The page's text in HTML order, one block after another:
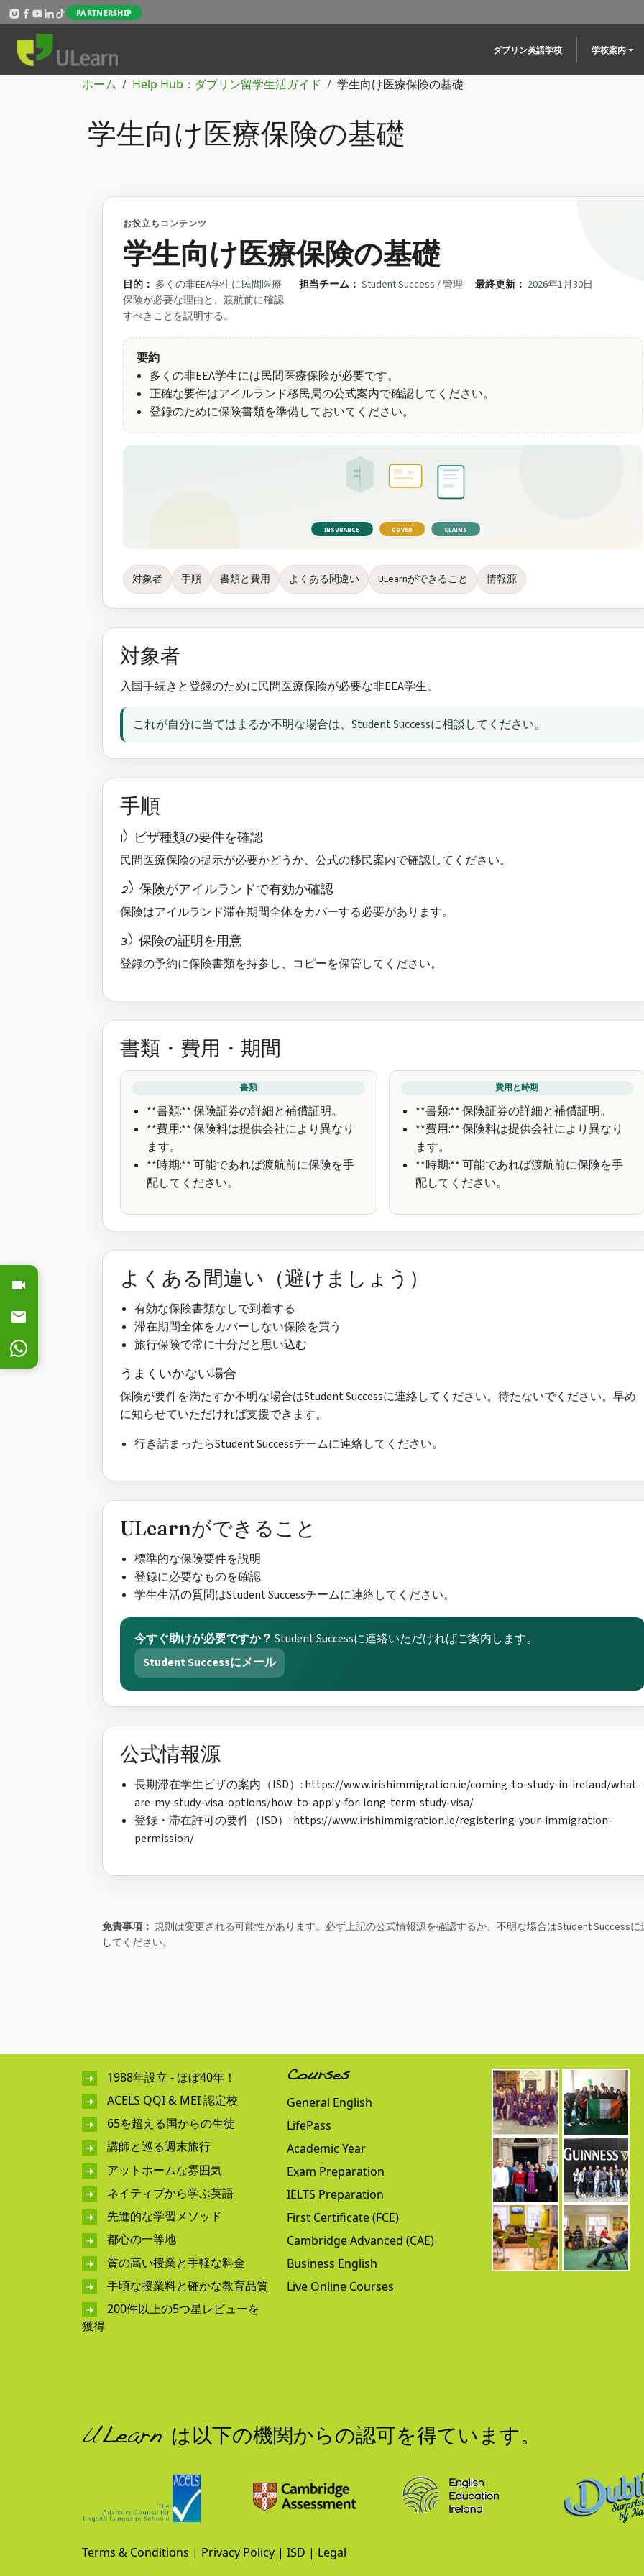
メインコンテンツに移動
PARTNERSHIP
Main navigation
ダブリン英語学校 学校案内
パンくず
ホーム Help Hub：ダブリン留学生活ガイド 学生向け医療保険の基礎
学生向け医療保険の基礎
お役立ちコンテンツ
学生向け医療保険の基礎
目的： 多くの非EEA学生に民間医療
保険が必要な理由と、渡航前に確認
すべきことを説明する。
担当チーム： Student Success / 管理 最終更新： 2026年1月30日
要約
多くの非EEA学生には民間医療保険が必要です。
正確な要件はアイルランド移民局の公式案内で確認してください。
登録のために保険書類を準備しておいてください。
ID
INSURANCE COVER CLAIMS
対象者 手順 書類と費用 よくある間違い ULearnができること 情報源
対象者
入国手続きと登録のために民間医療保険が必要な非EEA学生。
これが自分に当てはまるか不明な場合は、Student Successに相談してください。
手順
1) ビザ種類の要件を確認
民間医療保険の提示が必要かどうか、公式の移民案内で確認してください。
2) 保険がアイルランドで有効か確認
保険はアイルランド滞在期間全体をカバーする必要があります。
3) 保険の証明を用意
登録の予約に保険書類を持参し、コピーを保管してください。
書類・費用・期間
書類
**書類:** 保険証券の詳細と補償証明。
**費用:** 保険料は提供会社により異なり
ます。
**時期:** 可能であれば渡航前に保険を手
配してください。
費用と時期
**書類:** 保険証券の詳細と補償証明。
**費用:** 保険料は提供会社により異なり
ます。
**時期:** 可能であれば渡航前に保険を手
配してください。
よくある間違い（避けましょう）
有効な保険書類なしで到着する
滞在期間全体をカバーしない保険を買う
旅行保険で常に十分だと思い込む
うまくいかない場合
保険が要件を満たすか不明な場合はStudent Successに連絡してください。待たないでください。早め
に知らせていただければ支援できます。
行き詰まったらStudent Successチームに連絡してください。
ULearnができること
標準的な保険要件を説明
登録に必要なものを確認
学生生活の質問はStudent Successチームに連絡してください。
今すぐ助けが必要ですか？ Student Successに連絡いただければご案内します。
Student Successにメール
公式情報源
長期滞在学生ビザの案内（ISD）: https://www.irishimmigration.ie/coming-to-study-in-ireland/what-
are-my-study-visa-options/how-to-apply-for-long-term-study-visa/
登録・滞在許可の要件（ISD）: https://www.irishimmigration.ie/registering-your-immigration-
permission/
免責事項： 規則は変更される可能性があります。必ず上記の公式情報源を確認するか、不明な場合はStudent Successに
してください。
1988年設立 - ほぼ40年！
ACELS QQI & MEI 認定校
65を超える国からの生徒
講師と巡る週末旅行
アットホームな雰囲気
ネイティブから学ぶ英語
先進的な学習メソッド
都心の一等地
質の高い授業と手軽な料金
手頃な授業料と確かな教育品質
200件以上の5つ星レビューを
獲得
Courses
General English
LifePass
Academic Year
Exam Preparation
IELTS Preparation
First Certificate (FCE)
Cambridge Advanced (CAE)
Business English
Live Online Courses
ULearn は以下の機関からの認可を得ています。
Terms & Conditions | Privacy Policy | ISD | Legal